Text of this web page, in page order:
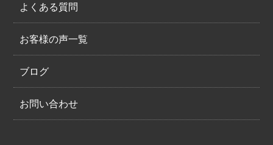
よくある質問
お客様の声一覧
ブログ
お問い合わせ